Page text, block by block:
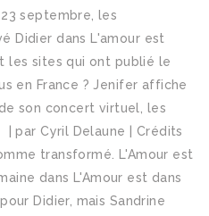
septembre, les
Didier dans L'amour est
les sites qui ont publié le
en France ? Jenifer affiche
son concert virtuel, les
par Cyril Delaune | Crédits
transformé. L'Amour est
dans L'Amour est dans
Didier, mais Sandrine